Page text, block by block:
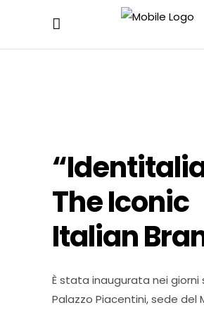
The Iconic
Italian
È stata inaugurata nei giorni
Palazzo Piacentini, sede del